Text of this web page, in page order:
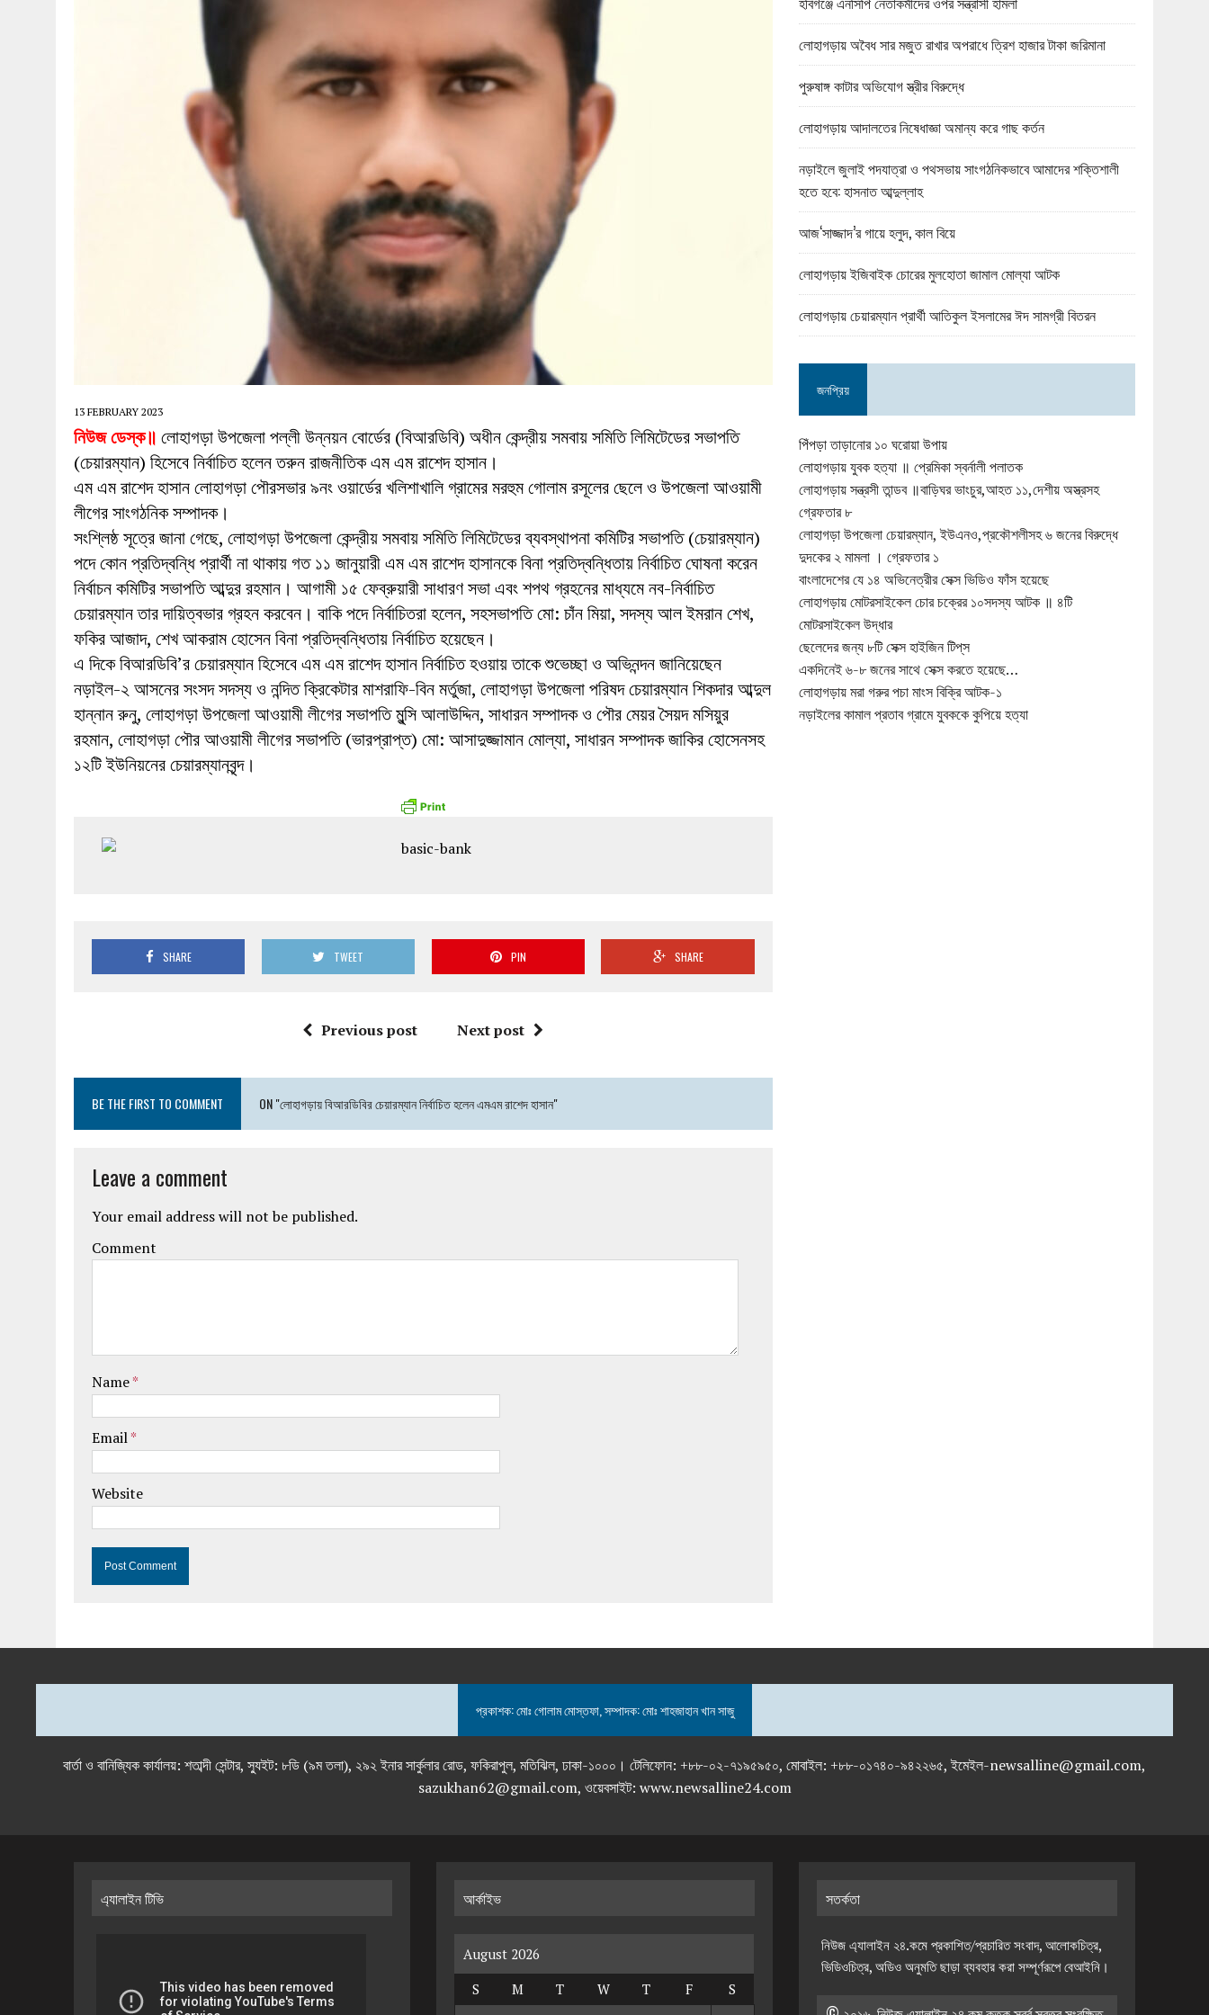
লোহাগড়ায় চেয়ারম্যান প্রার্থী আতিকুল ইসলামের ঈদ সামগ্রী বিতরন
লোহাগড়ায় জাল দলিলে নামজারি ॥ এসিল্যান্ড অফিসে ভয়াবহ দুর্নীতি
13 FEBRUARY 2023
নিউজ ডেস্ক॥ লোহাগড়া উপজেলা পল্লী উন্নয়ন বোর্ডের (বিআরডিবি) অধীন কেন্দ্রীয় সমবায় সমিতি লিমিটেডের সভাপতি
(চেয়ারম্যান) হিসেবে নির্বাচিত হলেন তরুন রাজনীতিক এম এম রাশেদ হাসান।
এম এম রাশেদ হাসান লোহাগড়া পৌরসভার ৯নং ওয়ার্ডের খলিশাখালি গ্রামের মরহুম গোলাম রসূলের ছেলে ও উপজেলা আওয়ামী
লীগের সাংগঠনিক সম্পাদক।
সংশ্লিষ্ঠ সূত্রে জানা গেছে, লোহাগড়া উপজেলা কেন্দ্রীয় সমবায় সমিতি লিমিটেডের ব্যবস্থাপনা কমিটির সভাপতি (চেয়ারম্যান)
পদে কোন প্রতিদ্বন্ধি প্রার্থী না থাকায় গত ১১ জানুয়ারী এম এম রাশেদ হাসানকে বিনা প্রতিদ্বন্ধিতায় নির্বাচিত ঘোষনা করেন
নির্বাচন কমিটির সভাপতি আব্দুর রহমান। আগামী ১৫ ফেব্রুয়ারী সাধারণ সভা এবং শপথ গ্রহনের মাধ্যমে নব-নির্বাচিত
চেয়ারম্যান তার দায়িত্বভার গ্রহন করবেন। বাকি পদে নির্বাচিতরা হলেন, সহসভাপতি মো: চাঁন মিয়া, সদস্য আল ইমরান শেখ,
ফকির আজাদ, শেখ আকরাম হোসেন বিনা প্রতিদ্বন্ধিতায় নির্বাচিত হয়েছেন।
এ দিকে বিআরডিবি’র চেয়ারম্যান হিসেবে এম এম রাশেদ হাসান নির্বাচিত হওয়ায় তাকে শুভেচ্ছা ও অভিনন্দন জানিয়েছেন
নড়াইল-২ আসনের সংসদ সদস্য ও নন্দিত ক্রিকেটার মাশরাফি-বিন মর্তুজা, লোহাগড়া উপজেলা পরিষদ চেয়ারম্যান শিকদার আব্দুল
হান্নান রুনু, লোহাগড়া উপজেলা আওয়ামী লীগের সভাপতি মুন্সি আলাউদ্দিন, সাধারন সম্পাদক ও পৌর মেয়র সৈয়দ মসিয়ুর
রহমান, লোহাগড়া পৌর আওয়ামী লীগের সভাপতি (ভারপ্রাপ্ত) মো: আসাদুজ্জামান মোল্যা, সাধারন সম্পাদক জাকির হোসেনসহ
১২টি ইউনিয়নের চেয়ারম্যানবৃন্দ।
SHARE TWEET PIN SHARE
Previous post Next post
BE THE FIRST TO COMMENT ON "লোহাগড়ায় বিআরডিবির চেয়ারম্যান নির্বাচিত হলেন এমএম রাশেদ হাসান"
Leave a comment
Your email address will not be published.
Comment
Name*
Email*
Website
লোহাগড়ায় অবৈধ সার মজুত রাখার অপরাধে ত্রিশ হাজার টাকা জরিমানা
পুরুষাঙ্গ কাটার অভিযোগ স্ত্রীর বিরুদ্ধে
লোহাগড়ায় আদালতের নিষেধাজ্ঞা অমান্য করে গাছ কর্তন
নড়াইলে জুলাই পদযাত্রা ও পথসভায় সাংগঠনিকভাবে আমাদের শক্তিশালী
হতে হবে: হাসনাত আব্দুল্লাহ
আজ‘সাজ্জাদ’র গায়ে হলুদ, কাল বিয়ে
লোহাগড়ায় ইজিবাইক চোরের মুলহোতা জামাল মোল্যা আটক
লোহাগড়ায় চেয়ারম্যান প্রার্থী আতিকুল ইসলামের ঈদ সামগ্রী বিতরন
জনপ্রিয়
পিঁপড়া তাড়ানোর ১০ ঘরোয়া উপায়
লোহাগড়ায় যুবক হত্যা ॥ প্রেমিকা স্বর্নালী পলাতক
লোহাগড়ায় সন্ত্রসী তান্ডব ॥বাড়িঘর ভাংচুর,আহত ১১,দেশীয় অস্ত্রসহ
গ্রেফতার ৮
লোহাগড়া উপজেলা চেয়ারম্যান, ইউএনও,প্রকৌশলীসহ ৬ জনের বিরুদ্ধে
দুদকের ২ মামলা । গ্রেফতার ১
বাংলাদেশের যে ১৪ অভিনেত্রীর সেক্স ভিডিও ফাঁস হয়েছে
লোহাগড়ায় মোটরসাইকেল চোর চক্রের ১০সদস্য আটক ॥ ৪টি
মোটরসাইকেল উদ্ধার
ছেলেদের জন্য ৮টি সেক্স হাইজিন টিপ্‌স
একদিনেই ৬-৮ জনের সাথে সেক্স করতে হয়েছে…
লোহাগড়ায় মরা গরুর পচা মাংস বিক্রি আটক-১
নড়াইলের কামাল প্রতাব গ্রামে যুবককে কুপিয়ে হত্যা
প্রকাশক: মোঃ গোলাম মোস্তফা, সম্পাদক: মোঃ শাহজাহান খান সাজু
বার্তা ও বানিজ্যিক কার্যালয়: শতাব্দী সেন্টার, স্যুইট: ৮ডি (৯ম তলা), ২৯২ ইনার সার্কুলার রোড, ফকিরাপুল, মতিঝিল, ঢাকা-১০০০। টেলিফোন: +৮৮-০২-৭১৯৫৯৫০, মোবাইল: +৮৮-০১৭৪০-৯৪২২৬৫, ইমেইল-newsalline@gmail.com,
sazukhan62@gmail.com, ওয়েবসাইট: www.newsalline24.com
এ্যালাইন টিভি আর্কাইভ
August 2026
S
M T W T F S
সতর্কতা
নিউজ এ্যালাইন ২৪.কমে প্রকাশিত/প্রচারিত সংবাদ, আলোকচিত্র,
ভিডিওচিত্র, অডিও অনুমতি ছাড়া ব্যবহার করা সম্পূর্ণরূপে বেআইনি।